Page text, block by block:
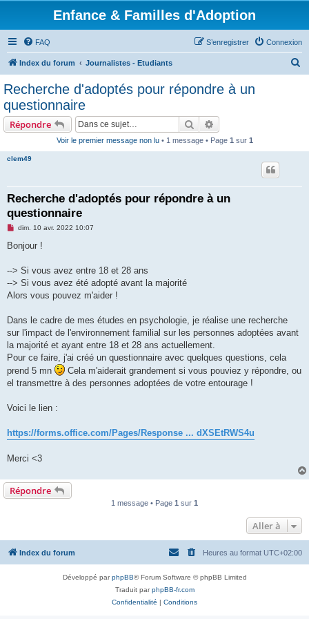
Enfance & Familles d'Adoption
FAQ Connexion
S’enregistrer
Index du forum Journalistes - Etudiants
Recherche d'adoptés pour répondre à un
questionnaire
Répondre Rechercher
Voir le premier message non lu• 1 message • Page 1 sur 1
clem49
Recherche d'adoptés pour répondre à un
questionnaire
M
s
g
n
o
u
dim. 10 avr. 2022 10:07
Bonjour !
--> Si vous avez entre 18 et 28 ans
--> Si vous avez été adopté avant la majorité
Alors vous pouvez m'aider !
Dans le cadre de mes études en psychologie, je réalise une recherche
sur l'impact de l'environnement familial sur les personnes adoptées avant
la majorité et ayant entre 18 et 28 ans actuellement.
Pour ce faire, j'ai créé un questionnaire avec quelques questions, cela
prend 5 mn
Cela m'aiderait grandement si vous pouviez y répondre, ou
el transmettre à des personnes adoptées de votre entourage !
Voici le lien :
https://forms.office.com/Pages/Response ... dXSEtRWS4u
Merci <3
Répondre
1 message • Page 1 sur 1
Aller à
Index du forum Heures au format UTC+02:00
Développé parphpBB® Forum Software © phpBB Limited
Traduit parphpBB-fr.com
Confidentialité | Conditions